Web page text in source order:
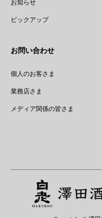
お知らせ
ピックアップ
お問い合わせ
個人のお客さま
業務店さま
メディア関係の皆さま